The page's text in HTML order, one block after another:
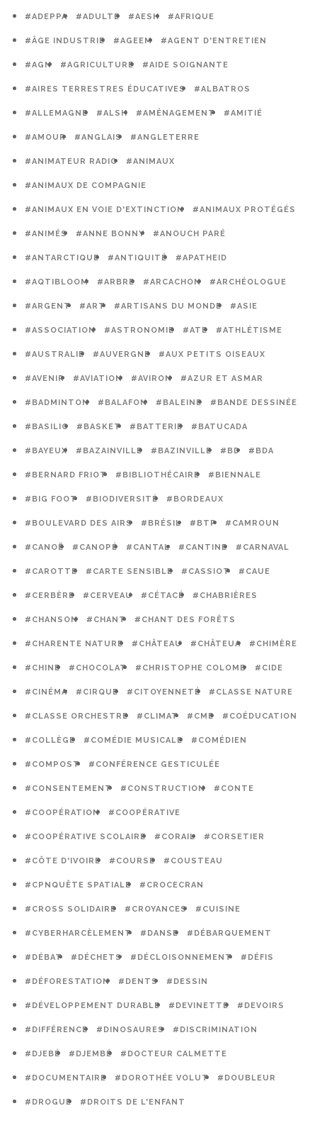
#ADEPPA #ADULTE #AESH #AFRIQUE
#ÂGE INDUSTRIE #AGEEM #AGENT D'ENTRETIEN
#AGN #AGRICULTURE #AIDE SOIGNANTE
#AIRES TERRESTRES ÉDUCATIVES #ALBATROS
#ALLEMAGNE #ALSH #AMÉNAGEMENT #AMITIÉ
#AMOUR #ANGLAIS #ANGLETERRE
#ANIMATEUR RADIO #ANIMAUX
#ANIMAUX DE COMPAGNIE
#ANIMAUX EN VOIE D'EXTINCTION #ANIMAUX PROTÉGÉS
#ANIMÉS #ANNE BONNY #ANOUCH PARÉ
#ANTARCTIQUE #ANTIQUITÉ #APATHEID
#AQTIBLOOM #ARBRE #ARCACHON #ARCHÉOLOGUE
#ARGENT #ART #ARTISANS DU MONDE #ASIE
#ASSOCIATION #ASTRONOMIE #ATE #ATHLÉTISME
#AUSTRALIE #AUVERGNE #AUX PETITS OISEAUX
#AVENIR #AVIATION #AVIRON #AZUR ET ASMAR
#BADMINTON #BALAFON #BALEINE #BANDE DESSINÉE
#BASILIC #BASKET #BATTERIE #BATUCADA
#BAYEUX #BAZAINVILLE #BAZINVILLE #BD #BDA
#BERNARD FRIOT #BIBLIOTHÉCAIRE #BIENNALE
#BIG FOOT #BIODIVERSITÉ #BORDEAUX
#BOULEVARD DES AIRS #BRÉSIL #BTP #CAMROUN
#CANOË #CANOPÉ #CANTAL #CANTINE #CARNAVAL
#CAROTTE #CARTE SENSIBLE #CASSIOT #CAUE
#CERBÈRE #CERVEAU #CÉTACÉ #CHABRIÈRES
#CHANSON #CHANT #CHANT DES FORÊTS
#CHARENTE NATURE #CHÂTEAU #CHÂTEUA #CHIMÈRE
#CHINE #CHOCOLAT #CHRISTOPHE COLOMB #CIDE
#CINÉMA #CIRQUE #CITOYENNETÉ #CLASSE NATURE
#CLASSE ORCHESTRE #CLIMAT #CME #COÉDUCATION
#COLLÈGE #COMÉDIE MUSICALE #COMÉDIEN
#COMPOST #CONFÉRENCE GESTICULÉE
#CONSENTEMENT #CONSTRUCTION #CONTE
#COOPÉRATION #COOPÉRATIVE
#COOPÉRATIVE SCOLAIRE #CORAIL #CORSETIER
#CÔTE D'IVOIRE #COURSE #COUSTEAU
#CPNQUÊTE SPATIALE #CROCECRAN
#CROSS SOLIDAIRE #CROYANCES #CUISINE
#CYBERHARCÈLEMENT #DANSE #DÉBARQUEMENT
#DÉBAT #DÉCHETS #DÉCLOISONNEMENT #DÉFIS
#DÉFORESTATION #DENTS #DESSIN
#DÉVELOPPEMENT DURABLE #DEVINETTE #DEVOIRS
#DIFFÉRENCE #DINOSAURES #DISCRIMINATION
#DJEBÉ #DJEMBÉ #DOCTEUR CALMETTE
#DOCUMENTAIRE #DOROTHÉE VOLUT #DOUBLEUR
#DROGUE #DROITS DE L'ENFANT